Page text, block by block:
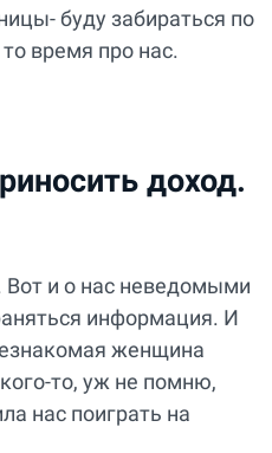
буду забираться по
время про нас.
доход.
Вот и о нас неведомыми
информация. И
женщина
то, уж не помню,
нас поиграть на